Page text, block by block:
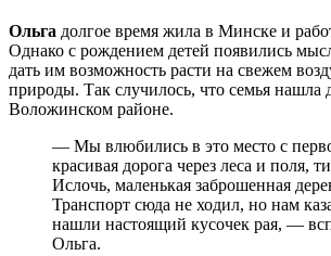
Ольга долгое время жила в Минске и
Однако с рождением детей появились
дать им возможность расти на свежем
природы. Так случилось, что семья нашла
Воложинском районе.
— Мы влюбились в это место с
красивая дорога через леса и поля,
Ислочь, маленькая заброшенная
Транспорт сюда не ходил, но нам
нашли настоящий кусочек рая, —
Ольга.